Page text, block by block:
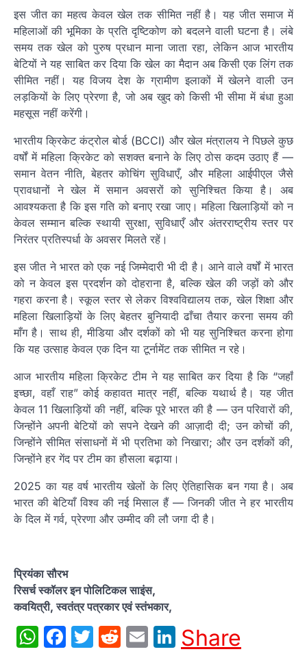
इस जीत का महत्व केवल खेल तक सीमित नहीं है। यह जीत समाज में
महिलाओं की भूमिका के प्रति दृष्टिकोण को बदलने वाली घटना है। लंबे
समय तक खेल को पुरुष प्रधान माना जाता रहा, लेकिन आज भारतीय
बेटियों ने यह साबित कर दिया कि खेल का मैदान अब किसी एक लिंग तक
सीमित नहीं। यह विजय देश के ग्रामीण इलाकों में खेलने वाली उन
लड़कियों के लिए प्रेरणा है, जो अब खुद को किसी भी सीमा में बंधा हुआ
महसूस नहीं करेंगी।
भारतीय क्रिकेट कंट्रोल बोर्ड (BCCI) और खेल मंत्रालय ने पिछले कुछ
वर्षों में महिला क्रिकेट को सशक्त बनाने के लिए ठोस कदम उठाए हैं —
समान वेतन नीति, बेहतर कोचिंग सुविधाएँ, और महिला आईपीएल जैसे
प्रावधानों ने खेल में समान अवसरों को सुनिश्चित किया है। अब
आवश्यकता है कि इस गति को बनाए रखा जाए। महिला खिलाड़ियों को न
केवल सम्मान बल्कि स्थायी सुरक्षा, सुविधाएँ और अंतरराष्ट्रीय स्तर पर
निरंतर प्रतिस्पर्धा के अवसर मिलते रहें।
इस जीत ने भारत को एक नई जिम्मेदारी भी दी है। आने वाले वर्षों में भारत
को न केवल इस प्रदर्शन को दोहराना है, बल्कि खेल की जड़ों को और
गहरा करना है। स्कूल स्तर से लेकर विश्वविद्यालय तक, खेल शिक्षा और
महिला खिलाड़ियों के लिए बेहतर बुनियादी ढाँचा तैयार करना समय की
माँग है। साथ ही, मीडिया और दर्शकों को भी यह सुनिश्चित करना होगा
कि यह उत्साह केवल एक दिन या टूर्नामेंट तक सीमित न रहे।
आज भारतीय महिला क्रिकेट टीम ने यह साबित कर दिया है कि “जहाँ
इच्छा, वहाँ राह” कोई कहावत मात्र नहीं, बल्कि यथार्थ है। यह जीत
केवल 11 खिलाड़ियों की नहीं, बल्कि पूरे भारत की है — उन परिवारों की,
जिन्होंने अपनी बेटियों को सपने देखने की आज़ादी दी; उन कोचों की,
जिन्होंने सीमित संसाधनों में भी प्रतिभा को निखारा; और उन दर्शकों की,
जिन्होंने हर गेंद पर टीम का हौसला बढ़ाया।
2025 का यह वर्ष भारतीय खेलों के लिए ऐतिहासिक बन गया है। अब
भारत की बेटियाँ विश्व की नई मिसाल हैं — जिनकी जीत ने हर भारतीय
के दिल में गर्व, प्रेरणा और उम्मीद की लौ जगा दी है।
प्रियंका सौरभ
रिसर्च स्कॉलर इन पोलिटिकल साइंस,
कवयित्री, स्वतंत्र पत्रकार एवं स्तंभकार,
WhatsApp
Facebook
Twitter
Reddit
EmailLinkedIn
Share